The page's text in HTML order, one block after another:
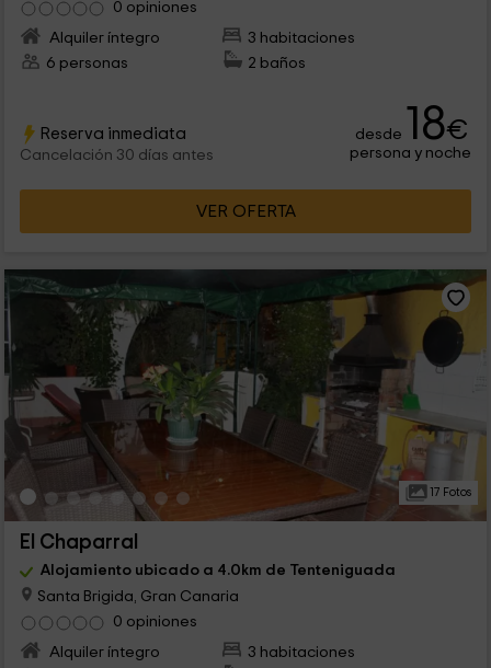
0 opiniones
Alquiler íntegro
3 habitaciones
6 personas
2 baños
Reserva inmediata
Cancelación 30 días antes
desde 18€
persona y noche
VER OFERTA
17 Fotos
El Chaparral
Alojamiento ubicado a 4.0km de Tenteniguada
Santa Brigida, Gran Canaria
0 opiniones
Alquiler íntegro
3 habitaciones